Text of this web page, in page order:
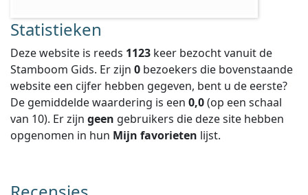
Statistieken
Deze website is reeds 1123 keer bezocht vanuit de
Stamboom Gids. Er zijn 0 bezoekers die bovenstaande
website een cijfer hebben gegeven, bent u de eerste?
De gemiddelde waardering is een 0,0(op een schaal
van 10). Er zijn geen gebruikers die deze site hebben
opgenomen in hun Mijn favorieten lijst.